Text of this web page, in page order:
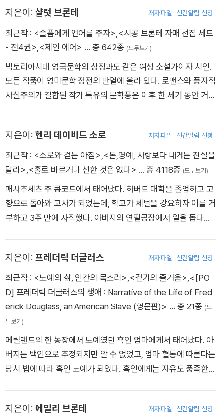
시인으로서의 그녀의 지위는 더 높아지고 확고해졌다. 워즈워스
도 했지만, 계관시인의 영예는 테니슨에게로 갔다. 1856년에 출
간된, 시 소설이라고 할 수 있는 ≪오로라 리≫는 그녀의 야심적
인 장시 작품으로 인기가 많았다. 1860년에는 이탈리아인들의
정치적 사건에 관한 ≪의회 이전의 시(Poems before Congre
ss≫라는 시집을 남편에게 헌사하며 출간했다. 그녀의 마지막 시
편이 출간한 것이었다.
일 뿐만 아니라 빅토리아 시대의 대표적 시이기도 하다. 테니슨의
명성은 생전의 바이런 못지않게 대단한 것이었으며 수입도 넉넉
한 가운데 시골집에서 한적한 생활을 즐길 수 있었다. 또한 1844
(Queen Victoria)으로부터 남작의 작위까지 받아 테니슨 경이
되는 영예까지 누리게 되었다. 그러나 이런 경제적인 성공과 인기
는 그를 매너리즘에 빠지게 하거나 대중의 기호에 지나치게 영합
의 작품을 빼고는 그다지 뛰어난 작품이 없다. 그러나 계속해서
10월 6일 세상을 떠났고, 웨스트민스터 사원에 묻혔다.
집필한 전기 『샬럿 브론테의 생애』(1857)는 2017년 〈가디언〉이
딸들』의 탈고를 앞두고 심장마비로 갑작스레 숨을 거둔 개스켈은
산업화에 따른 문제와 계급 갈등, 종교, 페미니즘 등의 묵직한 주
제를 진지하게 다룬 작가로 오늘날 재평가되고 있다.
의견은 사회에 큰 영향을 미쳤다. 디킨스의 탁월성은 대중성과 사
회 현안에 대한 성찰에 있다. 디킨스의 대중성은 어린 시절의 경
험에 기인한다. 말단 공무원이었던 그의 아버지는 낙천적 성격으
낙후된 곳으로 이사를 다녔고 급기야 열한 살 때에는 아버지가 채
무자 감옥(Debt Prison)에 수감되어 온 가족이 아버지와 함께
감옥에서 1년가량 생활하게 된다. 장남인 그는 학업을 중단하게
되고 구두약 공장에 보내진다. 소설을 즐겨 읽고 꿈 많던 소년 디
킨스는 공부할 기회를 박탈당한 채 가난한 아이들 틈에 끼어 일해
남긴 이 경험은, 그러나 작가로서는 유익한 경험이었다. 당시의
산업혁명 시대에는 열 살도 채 안 된 수많은 어린이들이 산업 현
장으로 내몰렸다. 가장 역할을 하면서 학대받고 방치된 어린이들
의 고통에 특히 민감했던 디킨스의 작품에는 이러한 아이들이 많
이 등장한다. 런던의 영세민 속에서 일한 경험이 있는 디킨스는
전체가 예술적 위엄을 부여받는 예술상의 민주화 작업을 이루는
토대가 된다. 디킨스의 삶은 인간의 열정과 에너지가 얼마나 지대
할 수 있는지, 빅토리아 시대에 나타난 새로운 모토라 할 수 있는
자수성가를 얼마나 훌륭히 성취했는지를 보여 준다. 열다섯 살까
문사 기자가 된다. 고등법원과 의회에 출입하는 기자였던 그는 통
찰력 있는 시각과 빼어난 문장력을 습득하게 된다. 스물네 살 때
부터 자신이 편집위원으로 있는 잡지에 ＜픽윅 문서＞를 삽화와
인정 넘치는 사건들로 이루어진 이 소설은 픽윅을 일약 영국 국민
지은이: 샬럿 브론테 저자파일 신간알림 신청
최근작 : <슬픔에게 언어를 주자> <시공 브론테 자매 선집 세트
- 전4권> <제인 에어> … 총 642종 (모두보기)
빅토리아시대 영국문학의 상징과도 같은 여성 소설가이자 시인.
모든 작품이 영미문학 정전의 반열에 올라 있다. 로맨스와 풍자적
사실주의가 결합된 작가 특유의 문학풍은 이후 한 세기 동안 거의
때 네 자매가 함께 카우언브리지 기숙학교에 입학했으나, 열악한
환경으로 인해 두 언니는 폐결핵에 걸려 사망한다. 남은 네 남매
샬럿, 브랜웰, 에밀리, 앤 브론테는 자신들만의 가상 세계를 창조
에 입학해 학업을 이어간 샬럿은 졸업 이후 그곳에서 3년간 교사
생활을 하며, 그때 느낀 우울함과 고독함을 서정적인 시에 담는
다. 학교를 나와 요크셔의 여러 부유한 집안에서 가정교사로 일하
던 그는 1842년 자신만의 학교를 설립하겠다는 꿈을 품고 에밀
리 브론테와 함께 벨기에 브뤼셀로 떠난다. 1847년 《제인 에어》
시작하지만, 같은 해 9월부터 1849년 사이에 세 남매 브랜웰, 에
밀리, 앤이 차례로 모두 죽는다. 한동안 글 쓰는 것을 중단했던 샬
럿은 슬픔을 극복하기 위한 수단으로 다시 집필을 시작했으며, 마
침내 원고를 완성하여 1849년에 《셜리》를 발표한다. 당대의 여
성으로서는 보기 드물게 독신을 고집했던 샬럿은 1854년 아버지
교회의 보좌사제인 아서 벨 니컬스와 결혼하지만, 임신 중에 건강
이 악화되어 이듬해 봄 서른여덟에 세상을 떠난다. 첫 집필작이나
영국 사회에서 여성이 처해 있던 상황을 생생하게 그려냈으며 여
지은이: 헨리 데이비드 소로 저자파일 신간알림 신청
최근작 : <소로와 걷는 아침> <돈,명예, 사랑보다 내게는 진실을
달라> <홀로 바르거나 선한 것은 없다> … 총 4118종 (모두보기)
매사추세츠 주 콩코드에서 태어났다. 하버드 대학을 졸업하고 고
향으로 돌아와 교사가 되었는데, 학교가 체벌을 강요하자 이를 거
부하고 3주 만에 사직했다. 아버지의 연필공장에서 일을 돕다가,
저곳을 떠돈다. 친분이 있던 초월주의 사상가 랄프 왈도 에머슨
(Ralph Waldo Emerson)의 집에서 입주 가정교사 생활을 하고,
초월주의자들의 잡지 <다이얼>에 글을 기고하며 작가의 꿈을
키운다. 그러다가 형과의 추억도 정리하고 자신이 구상하는 ‘삶의
실험’도 하며 글을 쓰려고, 1845년 3월부터 월든 호숫가에 오두
지 그곳에서 홀로 지냈다. 그러는 동안에 ‘노예제’와 ‘멕시코 전
쟁’에 찬성하는 미국 정부에 반대한다며 세금을 체납했다가 체포
되는 일도 겪는다. 1849년 형과의 캠핑을 추억하며 쓴 《콩코드
강과 메리맥 강에서의 일주일》을 출간했는데, 초판 1천 부 중 30
0부도 채 안 팔려서 악성재고로 남자 후속권의 출간이 기약없이
지은이: 프레더릭 더글러스 저자파일 신간알림 신청
최근작 : <노예의 삶, 인간의 목소리> <걷기의 즐거움> <[PO
D] 프레더릭 더글러스의 생애 : Narrative of the Life of Fred
erick Douglass, an American Slave (영문판)> … 총 21종 (모
두보기)
메릴랜드의 한 농장에서 노예였던 흑인 엄마에게서 태어났다. 아
버지는 백인으로 추정되지만 알 수 없었고, 엄마 혈통에 따른다는
당시 법에 따라 흑인 노예가 되었다. 흑인에게는 자유도 풍족한
부터의 해방을 끈질기게 탐색했다. 그것이 곧 글을 배우고 읽는
지은이: 에밀리 브론테 저자파일 신간알림 신청